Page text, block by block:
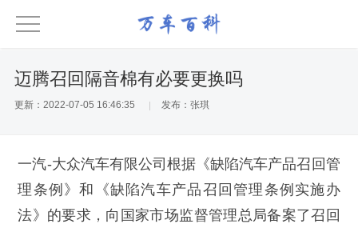
迈腾召回隔音棉有必要更换吗
更新：2022-07-05 16:46:35 发布：张琪
一汽-大众汽车有限公司根据《缺陷汽车产品召回管
理条例》和《缺陷汽车产品召回管理条例实施办
法》的要求，向国家市场监督管理总局备案了召回